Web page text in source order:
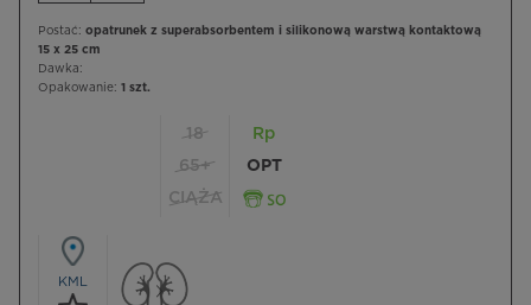
Postać: opatrunek z superabsorbentem i silikonową warstwą kontaktową
15 x 25 cm
Dawka:
Opakowanie: 1 szt.
18
65+
CIĄŻA
Rp
OPT
KML